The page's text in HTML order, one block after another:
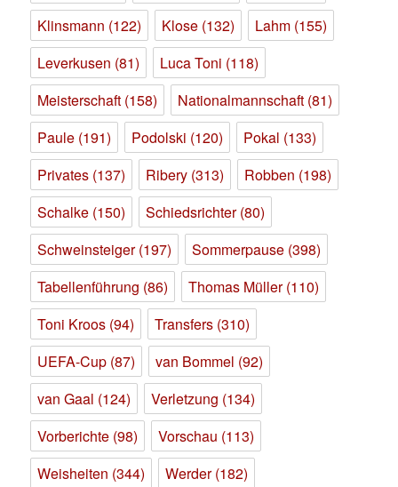
Klinsmann (122) Klose (132) Lahm (155)
Leverkusen (81) Luca Toni (118)
Meisterschaft (158) Nationalmannschaft (81)
Paule (191) Podolski (120) Pokal (133)
Privates (137) Ribery (313) Robben (198)
Schalke (150) Schiedsrichter(80)
Schweinsteiger(197) Sommerpause (398)
Tabellenführung (86) Thomas Müller(110)
Toni Kroos (94) Transfers (310)
UEFA-Cup (87) van Bommel (92)
van Gaal (124) Verletzung (134)
Vorberichte (98) Vorschau (113)
Weisheiten (344) Werder(182)